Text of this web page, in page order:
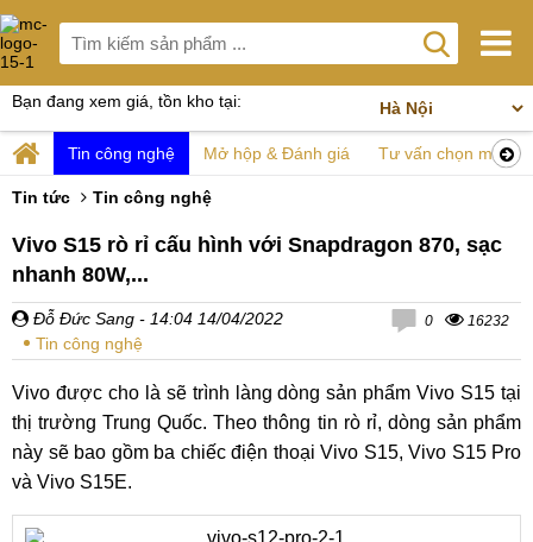
Bạn đang xem giá, tồn kho tại:
Tin công nghệ Mở hộp & Đánh giá Tư vấn chọn mua
Tin tức Tin công nghệ
Vivo S15 rò rỉ cấu hình với Snapdragon 870, sạc
nhanh 80W,...
Đỗ Đức Sang - 14:04 14/04/2022
Tin công nghệ
0 16232
Vivo được cho là sẽ trình làng dòng sản phẩm Vivo S15 tại
thị trường Trung Quốc. Theo thông tin rò rỉ, dòng sản phẩm
này sẽ bao gồm ba chiếc điện thoại Vivo S15, Vivo S15 Pro
và Vivo S15E.